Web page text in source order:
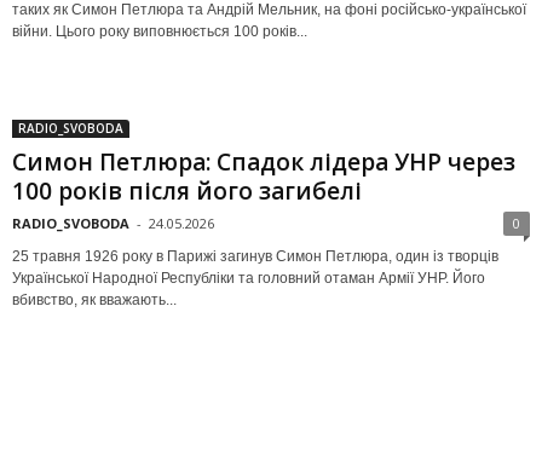
таких як Симон Петлюра та Андрій Мельник, на фоні російсько-української
війни. Цього року виповнюється 100 років...
RADIO_SVOBODA
Симон Петлюра: Спадок лідера УНР через
100 років після його загибелі
RADIO_SVOBODA - 24.05.2026 0
25 травня 1926 року в Парижі загинув Симон Петлюра, один із творців
Української Народної Республіки та головний отаман Армії УНР. Його
вбивство, як вважають...